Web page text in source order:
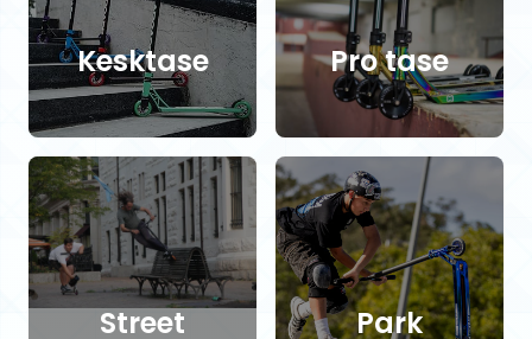
Kesktase Pro tase
Street Park